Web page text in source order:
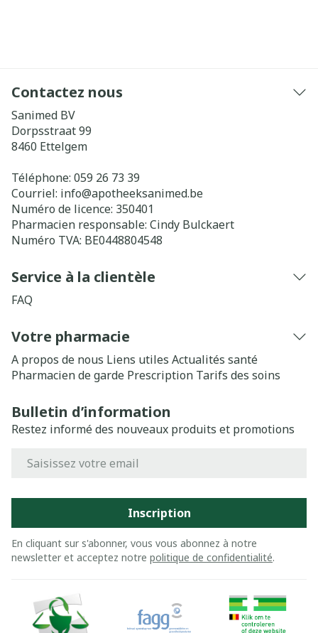
Contactez nous
Sanimed BV
Dorpsstraat 99
8460 Ettelgem
Téléphone: 059 26 73 39
Courriel: info@apotheeksanimed.be
Numéro de licence: 350401
Pharmacien responsable: Cindy Bulckaert
Numéro TVA: BE0448804548
Service à la clientèle
FAQ
Votre pharmacie
A propos de nous Liens utiles Actualités santé
Pharmacien de garde Prescription Tarifs des soins
Bulletin d’information
Restez informé des nouveaux produits et promotions
Inscription
En cliquant sur s'abonner, vous vous abonnez à notre
newsletter et acceptez notre politique de confidentialité.